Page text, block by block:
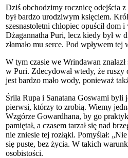
Dziś obchodzimy rocznicę odejścia
był bardzo urodziwym księciem.
szesnastoletni chłopiec opuścił
Dżagannatha Puri, lecz kiedy był w
złamało mu serce. Pod wpływem
W tym czasie we Wrindawan
w Puri. Zdecydował wtedy, że ruszy
jest bardzo mało wody, ponieważ
Śrila Rupa i Sanatana Goswami byli
pierwsi, którzy to zrobią. Wiemy
Wzgórze Gowardhana, by go
pamiętał, a czasem tarzał się nad
nie zniesie tej rozłąki. Pomyślał:
się puste, bez życia. W takich
osobistości.